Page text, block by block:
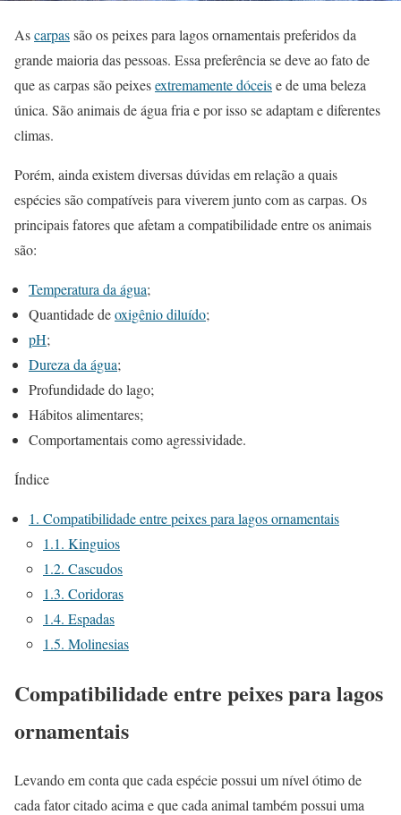
Ascarpassão os peixes para lagos ornamentais preferidos da
grande maioria das pessoas. Essa preferência se deve ao fato de
que as carpas são peixesextremamente dóceise de uma beleza
única. São animais de água fria e por isso se adaptam e diferentes
climas.
Porém, ainda existem diversas dúvidas em relação a quais
espécies são compatíveis para viverem junto com as carpas. Os
principais fatores que afetam a compatibilidade entre os animais
são:
Temperatura da água;
Quantidade deoxigênio diluído;
pH;
Dureza da água;
Profundidade do lago;
Hábitos alimentares;
Comportamentais como agressividade.
Índice
1. Compatibilidade entre peixes para lagos ornamentais
1.1. Kinguios
1.2. Cascudos
1.3. Coridoras
1.4. Espadas
1.5. Molinesias
Compatibilidade entre peixes para lagos
ornamentais
Levando em conta que cada espécie possui um nível ótimo de
cada fator citado acima e que cada animal também possui uma